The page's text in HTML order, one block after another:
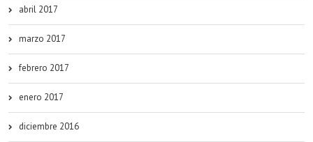
abril 2017
marzo 2017
febrero 2017
enero 2017
diciembre 2016